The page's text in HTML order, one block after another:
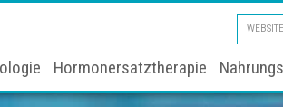
Hormonersatztherapie